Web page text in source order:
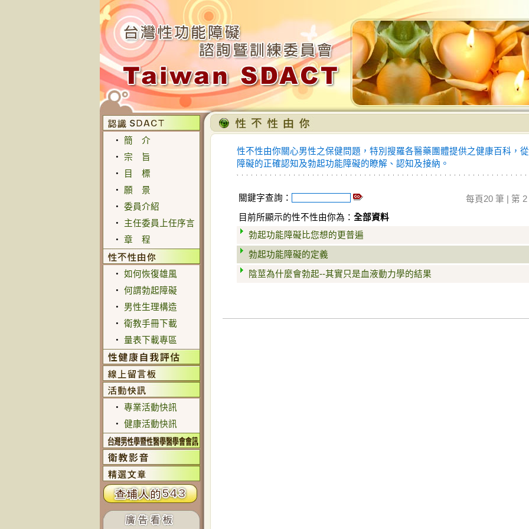
‧
簡 介
‧
宗 旨
‧
目 標
‧
願 景
‧
委員介紹
‧
主任委員上任序言
‧
章 程
‧
如何恢復雄風
‧
何謂勃起障礙
‧
男性生理構造
‧
衛教手冊下載
‧
量表下載專區
‧
專業活動快訊
‧
健康活動快訊
性不性由你關心男性之保健問題，特別搜羅各醫藥團體提供之健康百科，
障礙的正確認知及勃起功能障礙的瞭解、認知及接納。
關鍵字查詢：
每頁20 筆 | 第
目前所顯示的性不性由你為： 全部資料
勃起功能障礙比您想的更普遍
勃起功能障礙的定義
陰莖為什麼會勃起--其實只是血液動力學的結果